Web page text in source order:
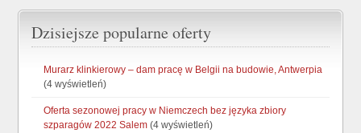
Dzisiejsze popularne oferty
Murarz klinkierowy – dam pracę w Belgii na budowie, Antwerpia
(4 wyświetleń)
Oferta sezonowej pracy w Niemczech bez języka zbiory
szparagów 2022 Salem (4 wyświetleń)